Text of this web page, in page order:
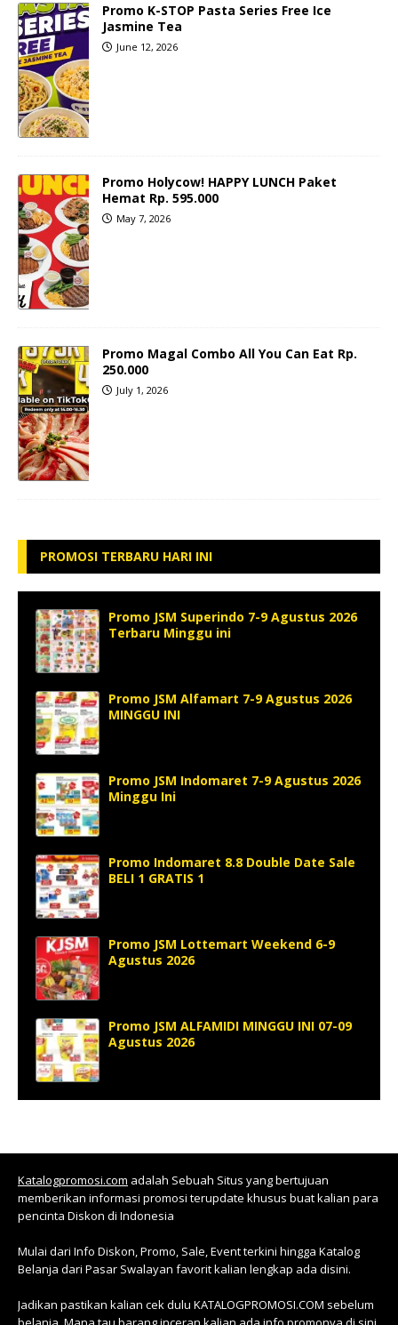
Promo K-STOP Pasta Series Free Ice
Jasmine Tea
June 12, 2026
Promo Holycow! HAPPY LUNCH Paket
Hemat Rp. 595.000
May 7, 2026
Promo Magal Combo All You Can Eat Rp.
250.000
July 1, 2026
PROMOSI TERBARU HARI INI
Promo JSM Superindo 7-9 Agustus 2026
Terbaru Minggu ini
Promo JSM Alfamart 7-9 Agustus 2026
MINGGU INI
Promo JSM Indomaret 7-9 Agustus 2026
Minggu Ini
Promo Indomaret 8.8 Double Date Sale
BELI 1 GRATIS 1
Promo JSM Lottemart Weekend 6-9
Agustus 2026
Promo JSM ALFAMIDI MINGGU INI 07-09
Agustus 2026
Katalogpromosi.com adalah Sebuah Situs yang bertujuan
memberikan informasi promosi terupdate khusus buat kalian para
pencinta Diskon di Indonesia
Mulai dari Info Diskon, Promo, Sale, Event terkini hingga Katalog
Belanja dari Pasar Swalayan favorit kalian lengkap ada disini.
Jadikan pastikan kalian cek dulu KATALOGPROMOSI.COM sebelum